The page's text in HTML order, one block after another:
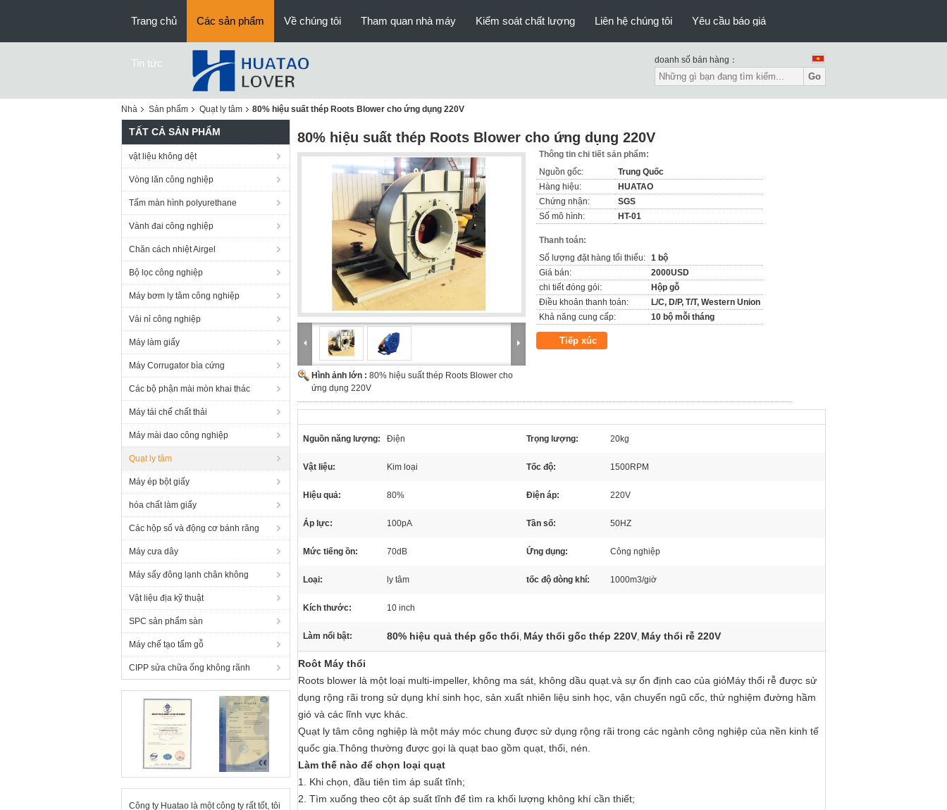
Trang chủ Các sản phẩm Về chúng tôi Tham quan nhà máy Kiểm soát chất lượng Liên hệ chúng tôi Yêu cầu báo giá
Tin tức doanh số bán hàng：
Go
Nhà Sản phẩm Quạt ly tâm 80% hiệu suất thép Roots Blower cho ứng dụng 220V
TẤT CẢ SẢN PHẨM
vật liệu không dệt
Vòng lăn công nghiệp
Tấm màn hình polyurethane
Vành đai công nghiệp
Chăn cách nhiệt Airgel
Bộ lọc công nghiệp
Máy bơm ly tâm công nghiệp
Vải nỉ công nghiệp
Máy làm giấy
Máy Corrugator bìa cứng
Các bộ phận mài mòn khai thác
Máy tái chế chất thải
Máy mài dao công nghiệp
Quạt ly tâm
Máy ép bột giấy
hóa chất làm giấy
Các hộp số và động cơ bánh răng
Máy cưa dây
Máy sấy đông lạnh chân không
Vật liệu địa kỹ thuật
SPC sản phẩm sàn
Máy chế tạo tấm gỗ
CIPP sửa chữa ống không rãnh
Công ty Huatao là một công ty rất tốt, tôi
80% hiệu suất thép Roots Blower cho ứng dụng 220V
Hình ảnh lớn : 80% hiệu suất thép Roots Blower cho
ứng dụng 220V
Thông tin chi tiết sản phẩm:
Nguồn gốc:
Trung Quốc
Hàng hiệu:
HUATAO
Chứng nhận:
SGS
Số mô hình:
HT-01
Thanh toán:
Số lượng đặt hàng tối thiểu: 1 bộ
Giá bán:
2000USD
chi tiết đóng gói:
Hộp gỗ
Điều khoản thanh toán:
L/C, D/P, T/T, Western Union
Khả năng cung cấp:
10 bộ mỗi tháng
Tiếp xúc
Nguồn năng lượng: Điện Trọng lượng: 20kg
Vật liệu: Kim loại Tốc độ: 1500RPM
Hiệu quả: 80% Điện áp: 220V
Áp lực: 100pA Tần số: 50HZ
Mức tiếng ồn: 70dB Ứng dụng: Công nghiệp
Loại: ly tâm tốc độ dòng khí: 1000m3/giờ
Kích thước: 10 inch
Làm nổi bật: 80% hiệu quả thép gốc thổi, Máy thổi gốc thép 220V, Máy thổi rễ 220V
Roôt Máy thổi
Roots blower là một loại multi-impeller, không ma sát, không dầu quạt.và sự ổn định cao của gióMáy thổi rễ được sử
dụng rộng rãi trong sử dụng khí sinh học, sản xuất nhiên liệu sinh học, vận chuyển ngũ cốc, thử nghiệm đường hầm
gió và các lĩnh vực khác.
Quạt ly tâm công nghiệp là một máy móc chung được sử dụng rộng rãi trong các ngành công nghiệp của nền kinh tế
quốc gia.Thông thường được gọi là quạt bao gồm quạt, thổi, nén.
Làm thế nào để chọn loại quạt
1. Khi chọn, đầu tiên tìm áp suất tĩnh;
2. Tìm xuống theo cột áp suất tĩnh để tìm ra khối lượng không khí cần thiết;